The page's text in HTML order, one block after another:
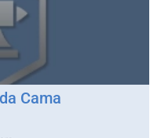
Cama